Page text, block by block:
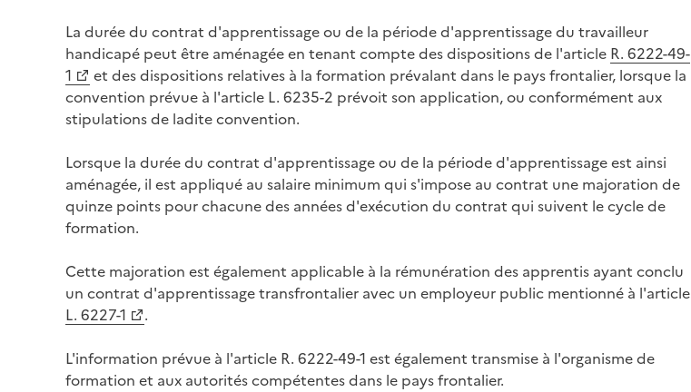
La durée du contrat d'apprentissage ou de la période d'apprentissage du travailleur
handicapé peut être aménagée en tenant compte des dispositions de l'article R. 6222-49-
1
et des dispositions relatives à la formation prévalant dans le pays frontalier, lorsque la
convention prévue à l'article L. 6235-2 prévoit son application, ou conformément aux
stipulations de ladite convention.
Lorsque la durée du contrat d'apprentissage ou de la période d'apprentissage est ainsi
aménagée, il est appliqué au salaire minimum qui s'impose au contrat une majoration de
quinze points pour chacune des années d'exécution du contrat qui suivent le cycle de
formation.
Cette majoration est également applicable à la rémunération des apprentis ayant conclu
un contrat d'apprentissage transfrontalier avec un employeur public mentionné à l'article
L. 6227-1
.
L'information prévue à l'article R. 6222-49-1 est également transmise à l'organisme de
formation et aux autorités compétentes dans le pays frontalier.